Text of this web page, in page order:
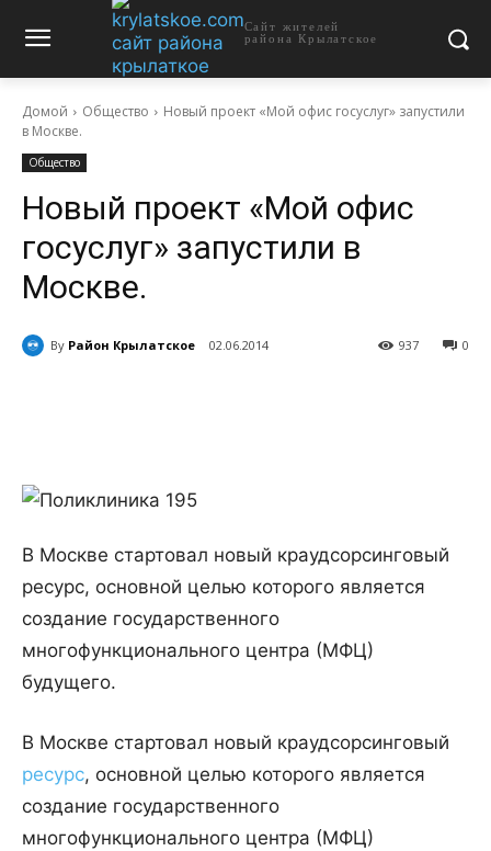
Сайт жителей
района Крылатское
Домой Общество
Новый проект «Мой офис госуслуг» запустили
в Москве.
Общество
Новый проект «Мой офис
госуслуг» запустили в
Москве.
By Район Крылатское 02.06.2014 0
937
В Москве стартовал новый краудсорсинговый
ресурс, основной целью которого является
создание государственного
многофункционального центра (МФЦ)
будущего.
В Москве стартовал новый краудсорсинговый
ресурс, основной целью которого является
создание государственного
многофункционального центра (МФЦ)